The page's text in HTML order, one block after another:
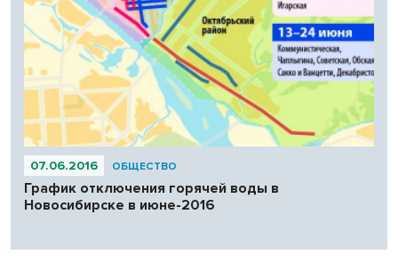
07.06.2016 ОБЩЕСТВО
График отключения горячей воды в
Новосибирске в июне-2016